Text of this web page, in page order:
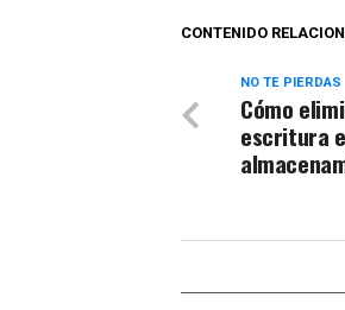
CONTENIDO
NO TE PIERDAS
Cómo
escritura